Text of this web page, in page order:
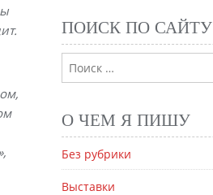
ПОИСК ПО САЙТУ
О ЧЕМ Я ПИШУ
Без рубрики
Выставки